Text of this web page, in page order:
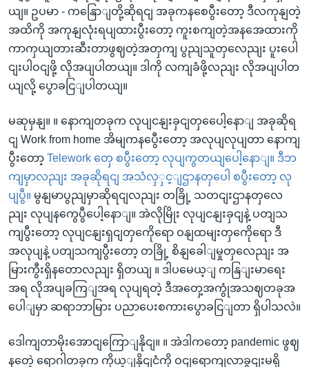
ယျ။ ဥပမာ - ကနြောျတို့ဆိုရငျ အခုကနစေပွီးတော့ ဒီလကုနျတဲ့
အထိကို အကုနျလုံးရပျထားပွီးတော့ ကူးစကျတဲ့အနအေထားကို
ကာကှယျတားဆီးတာဖွဈတဲ့အတှကျ ပွညျသူတှလေညျး ပူးပေါ
ငျးပါဝငျဖို့ လိုအပျပါတယျ။ ဒါကို လကျခံဖို့လညျး လိုအပျပါတ
ယျလို့ ပွောခငြျပါတယျ။
မဆုမှနျ။ ။ နောကျတခုက လုပျငနျးခှငျတှပေေါ့နောျ အခုဆိုရ
ငျ Work from home အိမျကနပွေီးတော့ အလုပျလုပျတာ နောကျ
ပွီးတော့ Telework တှေ စပွီးတော့ လုပျကွတယျပေါ့နောျ။ ဒီဘ
ကျမှာလညျး အခုဆိုရငျ အသံလှှင့ျဌာနတှပေါ စပွီးတော့ လု
ပျပွီ။ မွနျမာပွညျမှာဆိုရငျလညျး တခြို့ သတငျးဌာနတှလေ
ညျး လုပျနကွေပွီပေါ့နောျ။ အဲလိုမြိုး လုပျငနျးခှငျနဲ့ ပတျသ
ကျပွီးတော့ လုပျငနျးရှငျတှကေိုရော ဝနျထမျးတှကေိုရော ဒီ
အလုပျနဲ့ ပတျသကျပွီးတော့ တခြို့ စိနျခေါျမှုတှလေညျး အ
မြားကွီးရှိနတောလညျး ရှိတယျ ။ ဒါပမေယ့ျ ကနြျးမာရေး
အရ လိုအပျခကြျအရ လုပျရတဲ့ ဒီအတှေ့အကွုံအသဈတခုအ
ပေါျမှာ ဆရာဘာမြား ပညာပေးစကားပွောခငြျတာ ရှိပါသလဲ။
ဒေါကျတာမိုးအောငျကြောျနိုငျ။ ။ အဲဒါကတော့ pandemic ဖွဈ
နတေဲ့ ရောဂါတခုက ကိုယ့ျနိုငျငံကို ဝငျရောကျလာခွငျးမရှိ